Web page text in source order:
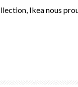
Ikea nous